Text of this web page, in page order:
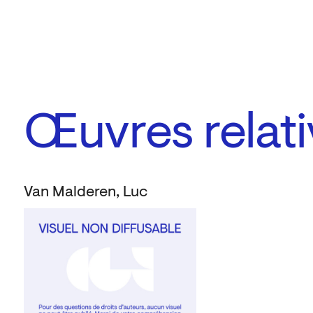
Œuvres
Van Malderen, Luc